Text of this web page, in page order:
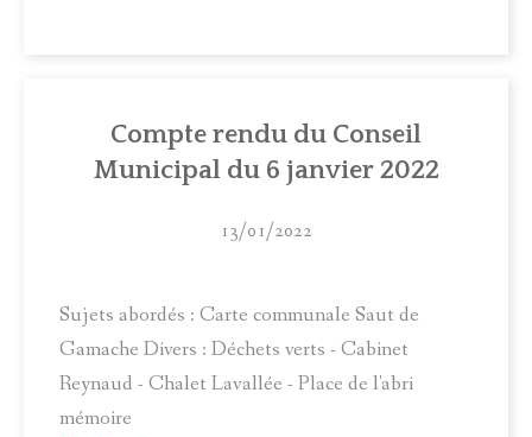
Compte rendu du Conseil
Municipal du 6 janvier 2022
13/01/2022
Sujets abordés : Carte communale Saut de
Gamache Divers : Déchets verts - Cabinet
Reynaud - Chalet Lavallée - Place de l'abri
mémoire